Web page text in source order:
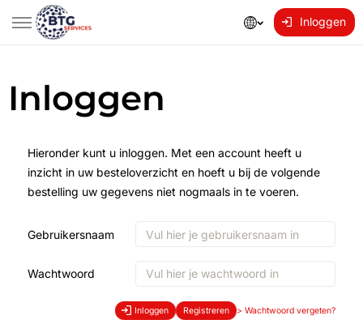
Inloggen
Inloggen
Hieronder kunt u inloggen. Met een account heeft u
inzicht in uw besteloverzicht en hoeft u bij de volgende
bestelling uw gegevens niet nogmaals in te voeren.
Gebruikersnaam
Wachtwoord
Inloggen Registreren > Wachtwoord vergeten?